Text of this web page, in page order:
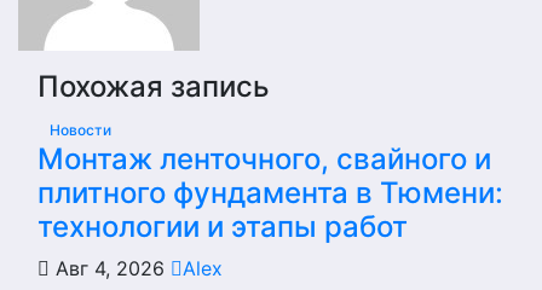
Похожая запись
Новости
Монтаж ленточного, свайного и
плитного фундамента в Тюмени:
технологии и этапы работ
Авг 4, 2026 Alex